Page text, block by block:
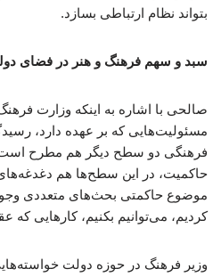
بتواند نظام ارتباطی بسازد.
سبد و سهم فرهنگ و هنر در فضای
صالحی با اشاره به اینکه وزارت
مسئولیت‌هایی که بر عهده دارد،
فرهنگی دو سطح دیگر هم مطرح
حاکمیت، در این سطح‌ها هم دغدغه‌های
موضوع حاکمتی بحث‌های متعددی وجود
کردیم، می‌توانیم بکنیم، کارهایی که
وزیر فرهنگ در حوزه دولت